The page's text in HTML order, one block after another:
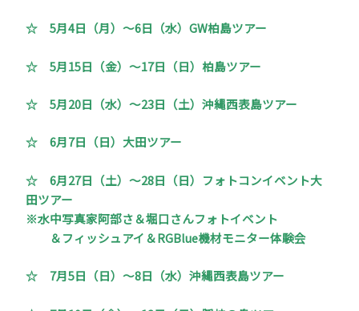
☆ 5月4日（月）～6日（水）GW柏島ツアー
☆ 5月15日（金）～17日（日）柏島ツアー
☆ 5月20日（水）～23日（土）沖縄西表島ツアー
☆ 6月7日（日）大田ツアー
☆ 6月27日（土）～28日（日）フォトコンイベント大
田ツアー
※水中写真家阿部さ＆堀口さんフォトイベント
＆フィッシュアイ＆RGBlue機材モニター体験会
☆ 7月5日（日）～8日（水）沖縄西表島ツアー